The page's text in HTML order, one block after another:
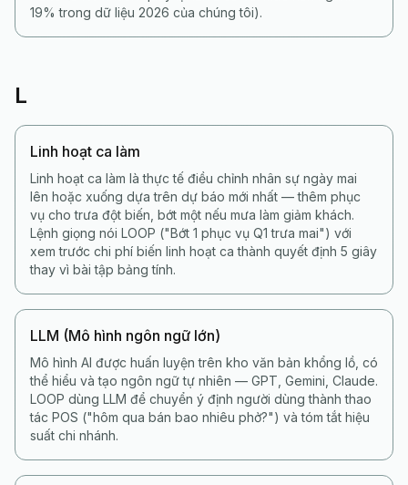
19% trong dữ liệu 2026 của chúng tôi).
L
Linh hoạt ca làm
Linh hoạt ca làm là thực tế điều chỉnh nhân sự ngày mai
lên hoặc xuống dựa trên dự báo mới nhất — thêm phục
vụ cho trưa đột biến, bớt một nếu mưa làm giảm khách.
Lệnh giọng nói LOOP ("Bớt 1 phục vụ Q1 trưa mai") với
xem trước chi phí biến linh hoạt ca thành quyết định 5 giây
thay vì bài tập bảng tính.
LLM (Mô hình ngôn ngữ lớn)
Mô hình AI được huấn luyện trên kho văn bản khổng lồ, có
thể hiểu và tạo ngôn ngữ tự nhiên — GPT, Gemini, Claude.
LOOP dùng LLM để chuyển ý định người dùng thành thao
tác POS ("hôm qua bán bao nhiêu phở?") và tóm tắt hiệu
suất chi nhánh.